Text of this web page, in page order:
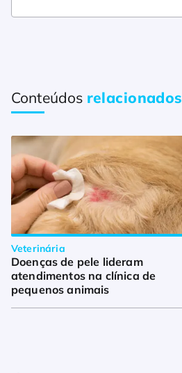
Conteúdos relacionados
Veterinária
Doenças de pele lideram
atendimentos na clínica de
pequenos animais